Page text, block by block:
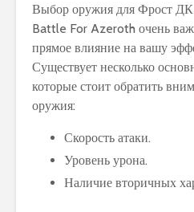
Выбор оружия для Фрост
Battle For Azeroth очень
прямое влияние на вашу
Существует несколько
которые стоит обратить
оружия:
Скорость атаки.
Уровень урона.
Наличие вторичных